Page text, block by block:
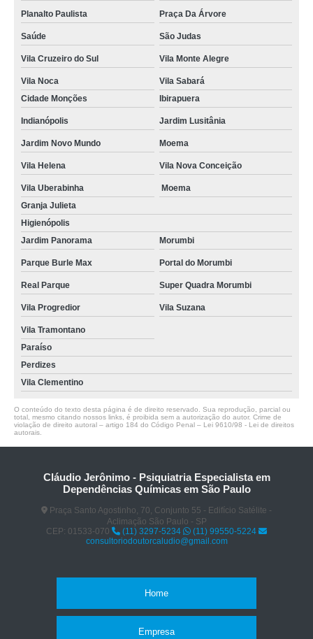
Planalto Paulista Praça Da Árvore
Saúde São Judas
Vila Cruzeiro do Sul Vila Monte Alegre
Vila Noca
Vila Sabará
Cidade Monções
Ibirapuera
Indianópolis Jardim Lusitânia
Jardim Novo Mundo Moema
Vila Helena Vila Nova Conceição
Vila Uberabinha
Moema
Granja Julieta
Higienópolis
Jardim Panorama
Morumbi
Parque Burle Max Portal do Morumbi
Real Parque Super Quadra Morumbi
Vila Progredior Vila Suzana
Vila Tramontano
Paraíso
Perdizes
Vila Clementino
O conteúdo do texto desta página é de direito reservado. Sua reprodução, parcial ou
total, mesmo citando nossos links, é proibida sem a autorização do autor. Crime de
violação de direito autoral – artigo 184 do Código Penal – Lei 9610/98 - Lei de direitos
autorais
Cláudio Jerônimo - Psiquiatria Especialista em
Dependências Químicas em São Paulo
Praça Santo Agostinho, 70, Conjunto 55 - Edifício Satélite -
Aclimação São Paulo - SP
CEP: 01533-070
(11) 3297-5234
(11) 99550-5224
consultoriodoutorcaludio@gmail.com
Home
Empresa